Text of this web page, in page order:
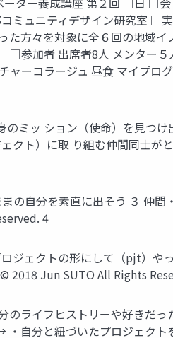
ミュニティデザイン研究室 □
方々を対象に全６回の地域
□参加者 出席者8人 メンター
ーコラージュ 昼食 マイプロ
ミッ ション（使命）を見つ
クト）に取 り組む仲間同士
の自分を素直に出そう ３ 仲
4
ジェクトの形にして（pjt）や
2018 Jun SUTO All Rights
ライフヒストリーや好きだ
自分と紐づいたプロジェク